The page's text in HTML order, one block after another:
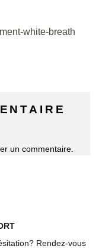
un commentaire.
Rendez-vous